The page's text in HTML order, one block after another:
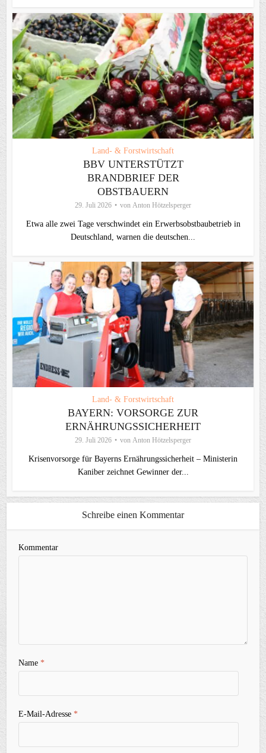
Land- & Forstwirtschaft
BBV UNTERSTÜTZT
BRANDBRIEF DER
OBSTBAUERN
29. Juli 2026 von Anton Hötzelsperger
Etwa alle zwei Tage verschwindet ein Erwerbsobstbaubetrieb in
Deutschland, warnen die deutschen...
Land- & Forstwirtschaft
BAYERN: VORSORGE ZUR
ERNÄHRUNGSSICHERHEIT
29. Juli 2026 von Anton Hötzelsperger
Krisenvorsorge für Bayerns Ernährungssicherheit – Ministerin
Kaniber zeichnet Gewinner der...
Schreibe einen Kommentar
Kommentar
Name*
E-Mail-Adresse*